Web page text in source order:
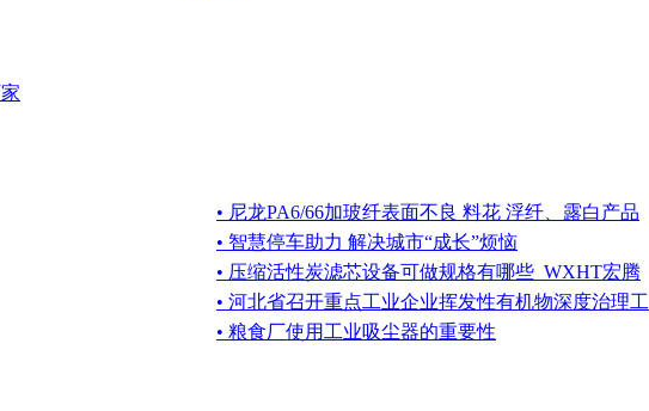
• 尼龙PA6/66加玻纤表面不良 料花 浮纤、露白产品
• 智慧停车助力 解决城市“成长”烦恼
• 压缩活性炭滤芯设备可做规格有哪些_WXHT宏腾
• 河北省召开重点工业企业挥发性有机物深度治理工
• 粮食厂使用工业吸尘器的重要性